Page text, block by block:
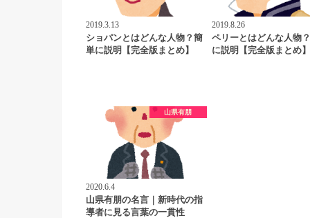
2019.3.13
ショパンとはどんな人物？簡
単に説明【完全版まとめ】
2019.8.26
ペリーとはどんな人物
に説明【完全版まとめ】
山県有朋
2020.6.4
山県有朋の名言｜新時代の指
導者に見る言葉の一貫性